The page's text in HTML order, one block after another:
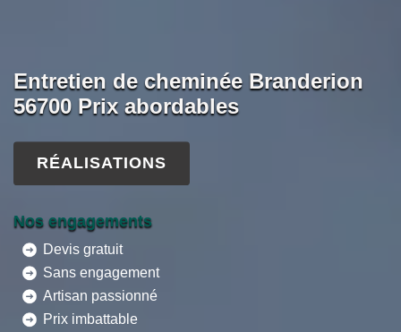
Entretien de cheminée Branderion
56700 Prix abordables
RÉALISATIONS
Nos engagements
Devis gratuit
Sans engagement
Artisan passionné
Prix imbattable